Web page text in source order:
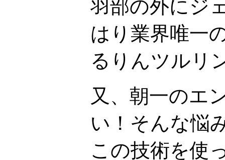
羽部の外にジ
はり業界唯一
るりんツルリ
又、朝一のエ
い！そんな悩
この技術を使